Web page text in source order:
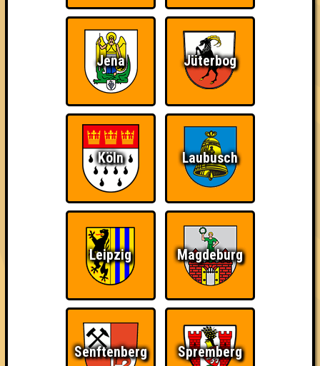
Es gibt einen Haufen Preise von unseren großartigen
Sponsoren zu gewinnen und gleichzeitig könnt ihr Gutes tun,
indem ihr einen Haufen Bingozettel kauft.
Am Abend warten drei abwechslungsreiche Runden auf euch -
wie genau die aussehen, werden wir euch bald erzählen!
Ihr könnt euch als Team anmelden und bekommt einen festen
Tisch oder werdet als Einzelperson mit anderen
zusammengesetzt. Der Clou: Der Tisch mit den meisten
Zetteln pro Kopf gewinnt zusätzlich einen Sonderpreis. So
lohnt es sich gleich doppelt, Gas zu geben!
👉 Jetzt reservieren
Alle weiteren Infos zu Spielmodi, Preisen und Sponsoren gibt
es regelmäßig auf Instagram!
== FAKTENCHECK ==
🏨 StuK (Leipziger Studentenkeller e.V.)
🚋 Nürnberger Straße 42 | 04103 Leipzig
📅 23.10.2026
🕢 Einlass: 19:00 Uhr
🕗 Beginn: 20:00 Uhr
Jena Jüterbog
Köln Laubusch
Leipzig Magdeburg
Senftenberg Spremberg